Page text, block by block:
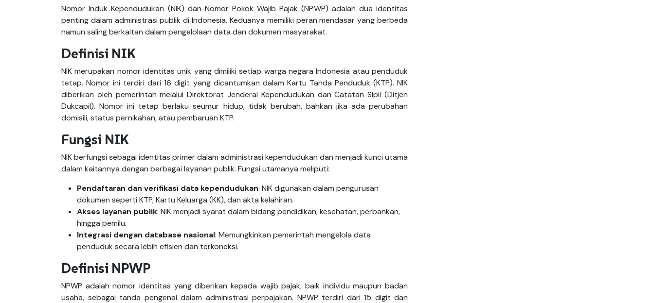
Nomor Induk Kependudukan (NIK) dan Nomor Pokok Wajib Pajak (NPWP) adalah dua identitas
penting dalam administrasi publik di Indonesia. Keduanya memiliki peran mendasar yang berbeda
namun saling berkaitan dalam pengelolaan data dan dokumen masyarakat.
Definisi NIK
NIK merupakan nomor identitas unik yang dimiliki setiap warga negara Indonesia atau penduduk
tetap. Nomor ini terdiri dari 16 digit yang dicantumkan dalam Kartu Tanda Penduduk (KTP). NIK
diberikan oleh pemerintah melalui Direktorat Jenderal Kependudukan dan Catatan Sipil (Ditjen
Dukcapil). Nomor ini tetap berlaku seumur hidup, tidak berubah, bahkan jika ada perubahan
domisili, status pernikahan, atau pembaruan KTP.
Fungsi NIK
NIK berfungsi sebagai identitas primer dalam administrasi kependudukan dan menjadi kunci utama
dalam kaitannya dengan berbagai layanan publik. Fungsi utamanya meliputi:
Pendaftaran dan verifikasi data kependudukan: NIK digunakan dalam pengurusan
dokumen seperti KTP, Kartu Keluarga (KK), dan akta kelahiran.
Akses layanan publik: NIK menjadi syarat dalam bidang pendidikan, kesehatan, perbankan,
hingga pemilu.
Integrasi dengan database nasional: Memungkinkan pemerintah mengelola data
penduduk secara lebih efisien dan terkoneksi.
Definisi NPWP
NPWP adalah nomor identitas yang diberikan kepada wajib pajak, baik individu maupun badan
usaha, sebagai tanda pengenal dalam administrasi perpajakan. NPWP terdiri dari 15 digit dan